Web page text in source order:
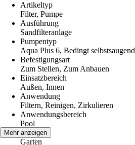
Artikeltyp
Filter, Pumpe
Ausführung
Sandfilteranlage
Pumpentyp
Aqua Plus 6, Bedingt selbstsaugend
Befestigungsart
Zum Stellen, Zum Anbauen
Einsatzbereich
Außen, Innen
Anwendung
Filtern, Reinigen, Zirkulieren
Anwendungsbereich
Pool
Räume
Garten
Mehr anzeigen